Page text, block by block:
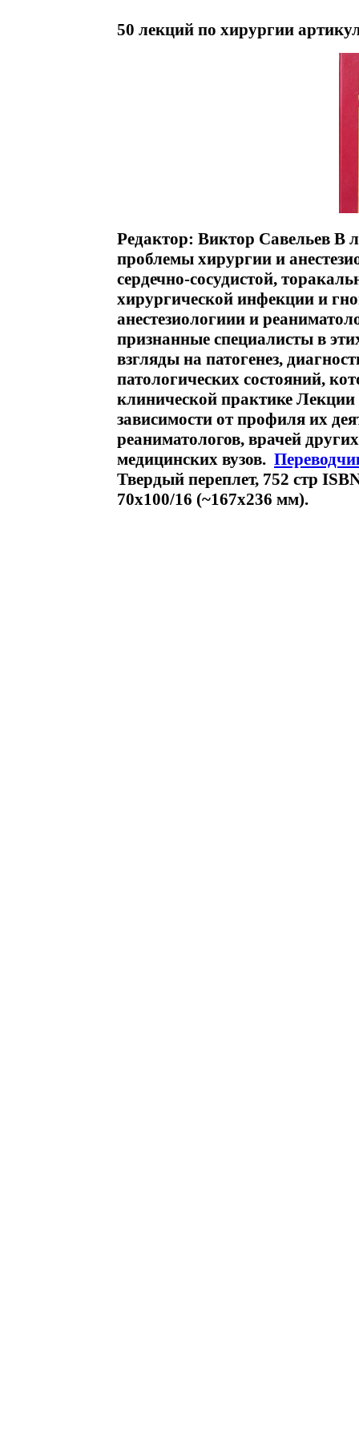
50 лекций по хирургии
Редактор: Виктор Савельев В
проблемы хирургии и
сердечно-сосудистой,
хирургической инфекции и
анестезиологиии и
признанные специалисты в
взгляды на патогенез,
патологических состояний,
клинической практике Лекции
зависимости от профиля их
реаниматологов, врачей
медицинских вузов.
Твердый переплет, 752 стр
70x100/16 (~167x236 мм).